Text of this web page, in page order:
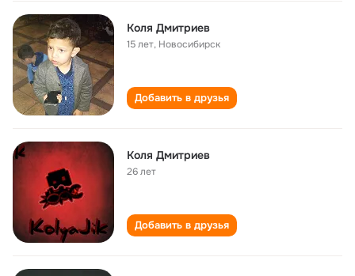
Коля Дмитриев
15 лет, Новосибирск
Добавить в друзья
Коля Дмитриев
26 лет
Добавить в друзья